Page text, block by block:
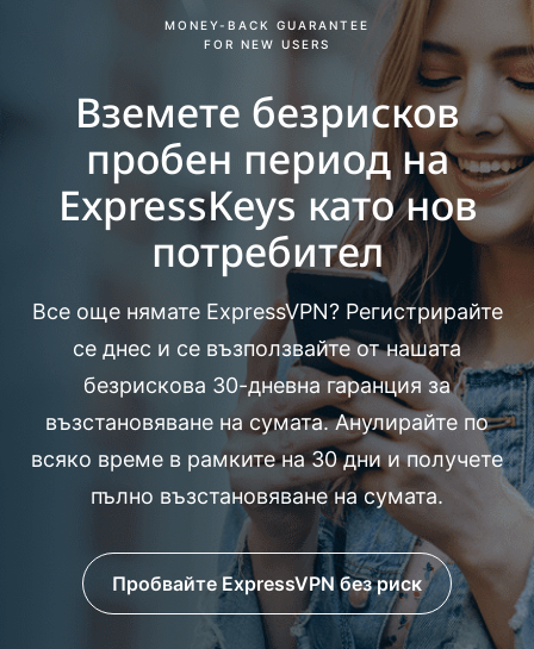
MONEY-BACK GUARANTEE
FOR NEW USERS
Вземете безрисков
пробен период на
ExpressKeys като нов
потребител
Все още нямате ExpressVPN? Регистрирайте
се днес и се възползвайте от нашата
безрискова 30-дневна гаранция за
възстановяване на сумата. Анулирайте по
всяко време в рамките на 30 дни и получете
пълно възстановяване на сумата.
Пробвайте ExpressVPN без риск